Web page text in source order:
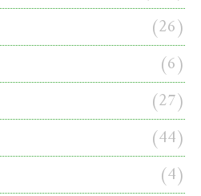
(26)
(6)
(27)
(44)
(4)